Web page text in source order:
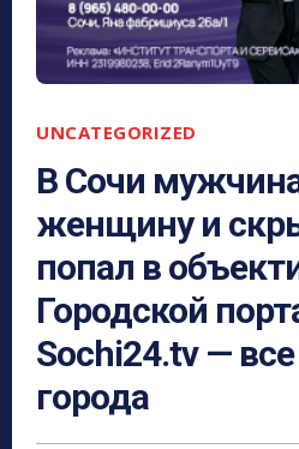
UNCATEGORIZED
В Сочи
женщину и
попал в
Городской
Sochi24.tv —
города